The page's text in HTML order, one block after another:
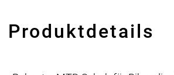
Produktdetails